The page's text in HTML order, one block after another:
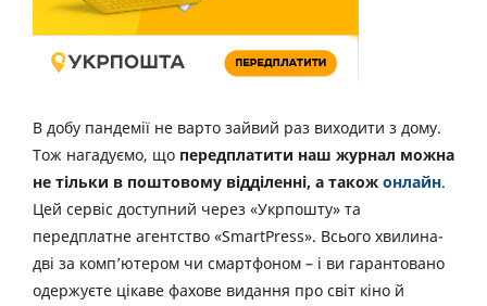
В добу пандемії не варто зайвий раз виходити з дому.
Тож нагадуємо, що передплатити наш журнал можна
не тільки в поштовому відділенні, а також онлайн.
Цей сервіс доступний через «Укрпошту» та
передплатне агентство «SmartPress». Всього хвилина-
дві за комп’ютером чи смартфоном – і ви гарантовано
одержуєте цікаве фахове видання про світ кіно й